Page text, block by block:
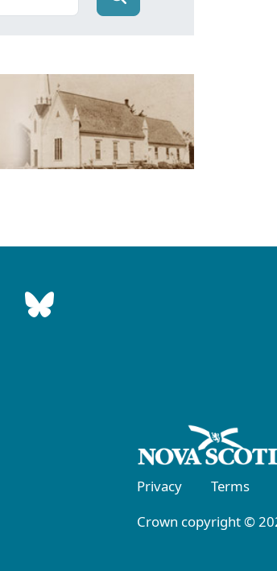
Privacy
Terms
Crown copyright ©